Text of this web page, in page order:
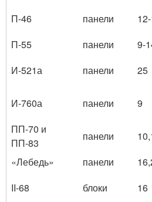
П-46
панели
П-55
панели
9-
И-521а
панели 25
И-760а
панели 9
ПП-70 и
ПП-83
панели
«Лебедь»
панели
II-68
блоки 16